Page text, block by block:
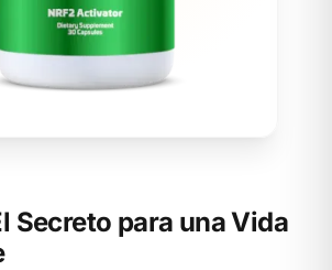
Secreto para una Vida